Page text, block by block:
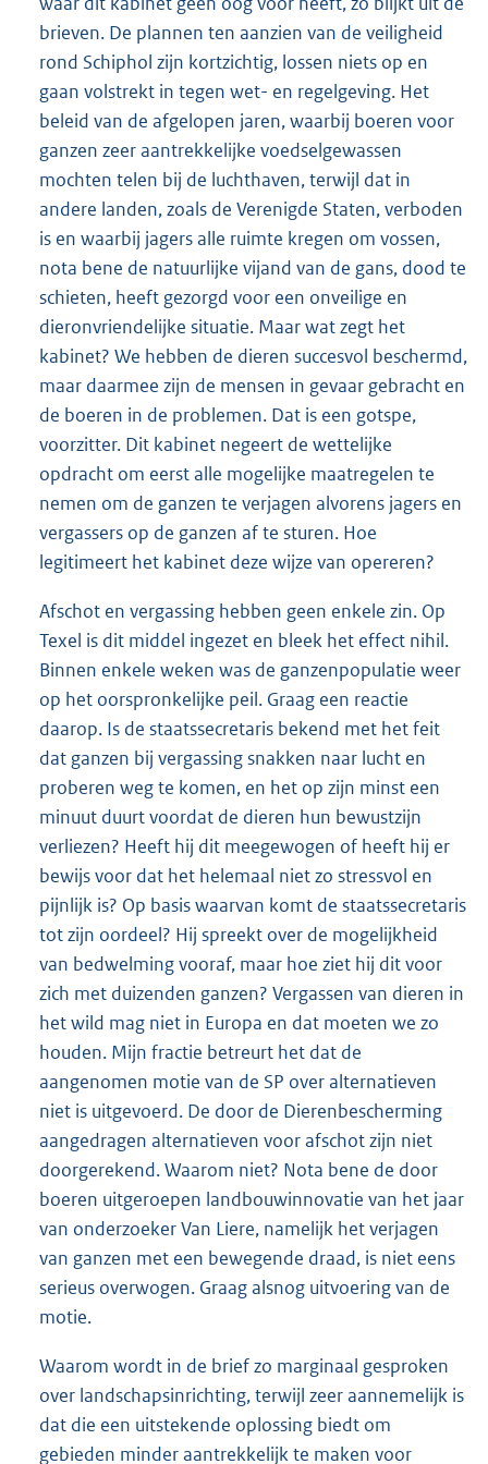
brieven. De plannen ten aanzien van de veiligheid
rond Schiphol zijn kortzichtig, lossen niets op en
gaan volstrekt in tegen wet- en regelgeving. Het
beleid van de afgelopen jaren, waarbij boeren voor
ganzen zeer aantrekkelijke voedselgewassen
mochten telen bij de luchthaven, terwijl dat in
andere landen, zoals de Verenigde Staten, verboden
is en waarbij jagers alle ruimte kregen om vossen,
nota bene de natuurlijke vijand van de gans, dood te
schieten, heeft gezorgd voor een onveilige en
dieronvriendelijke situatie. Maar wat zegt het
kabinet? We hebben de dieren succesvol beschermd,
maar daarmee zijn de mensen in gevaar gebracht en
de boeren in de problemen. Dat is een gotspe,
voorzitter. Dit kabinet negeert de wettelijke
opdracht om eerst alle mogelijke maatregelen te
nemen om de ganzen te verjagen alvorens jagers en
vergassers op de ganzen af te sturen. Hoe
legitimeert het kabinet deze wijze van opereren?
Afschot en vergassing hebben geen enkele zin. Op
Texel is dit middel ingezet en bleek het effect nihil.
Binnen enkele weken was de ganzenpopulatie weer
op het oorspronkelijke peil. Graag een reactie
daarop. Is de staatssecretaris bekend met het feit
dat ganzen bij vergassing snakken naar lucht en
proberen weg te komen, en het op zijn minst een
minuut duurt voordat de dieren hun bewustzijn
verliezen? Heeft hij dit meegewogen of heeft hij er
bewijs voor dat het helemaal niet zo stressvol en
pijnlijk is? Op basis waarvan komt de staatssecretaris
tot zijn oordeel? Hij spreekt over de mogelijkheid
van bedwelming vooraf, maar hoe ziet hij dit voor
zich met duizenden ganzen? Vergassen van dieren in
het wild mag niet in Europa en dat moeten we zo
houden. Mijn fractie betreurt het dat de
aangenomen motie van de SP over alternatieven
niet is uitgevoerd. De door de Dierenbescherming
aangedragen alternatieven voor afschot zijn niet
doorgerekend. Waarom niet? Nota bene de door
boeren uitgeroepen landbouwinnovatie van het jaar
van onderzoeker Van Liere, namelijk het verjagen
van ganzen met een bewegende draad, is niet eens
serieus overwogen. Graag alsnog uitvoering van de
motie.
Waarom wordt in de brief zo marginaal gesproken
over landschapsinrichting, terwijl zeer aannemelijk is
dat die een uitstekende oplossing biedt om
gebieden minder aantrekkelijk te maken voor